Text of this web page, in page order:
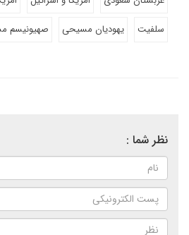
سلفیت
یهودیان مسیحی صهیونیسم
نظر شما :